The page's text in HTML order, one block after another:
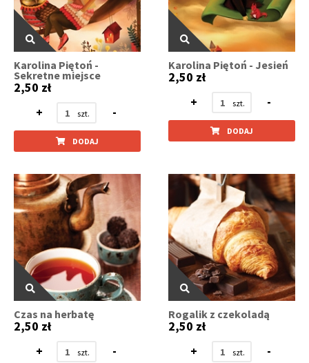
Karolina Piętoń -
Sekretne miejsce
2,50 zł
+
-
DODAJ
Karolina Piętoń - Jesień
2,50 zł
+
-
DODAJ
Czas na herbatę
2,50 zł
+
-
Rogalik z czekoladą
2,50 zł
+
-